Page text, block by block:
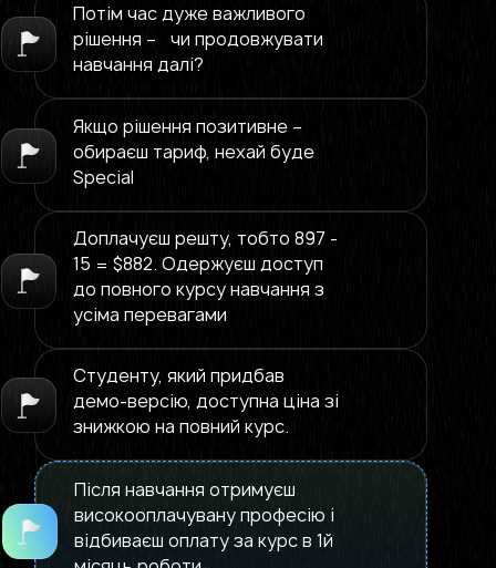
Потім час дуже важливого
рішення – чи продовжувати
навчання далі?
Якщо рішення позитивне –
обираєш тариф, нехай буде
Special
Доплачуєш решту, тобто 897 -
15 = $882. Одержуєш доступ
до повного курсу навчання з
усіма перевагами
Студенту, який придбав
демо-версію, доступна ціна зі
знижкою на повний курс.
Після навчання отримуєш
високооплачувану професію і
відбиваєш оплату за курс в 1й